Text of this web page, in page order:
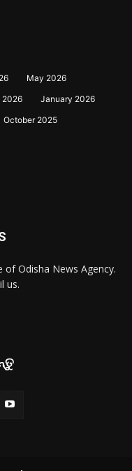
May 2026
2026
January 2026
October 2025
Odisha News Agency.
us.